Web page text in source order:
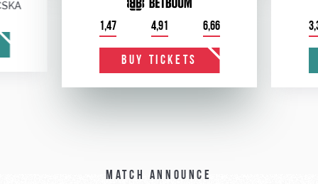
1,47 4,91 6,66
BUY TICKETS
Match announce